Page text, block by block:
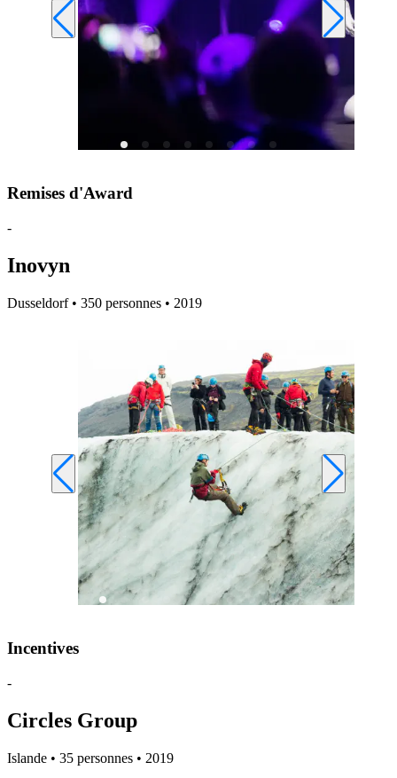
Remises d'Award
-
Inovyn
Dusseldorf • 350 personnes • 2019
Incentives
-
Circles Group
Islande • 35 personnes • 2019